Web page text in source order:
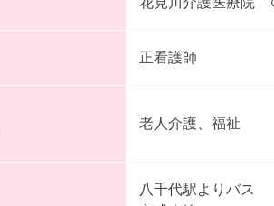
正看護師
老人介護、福祉
八千代駅よりバス